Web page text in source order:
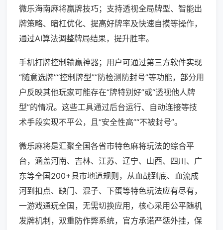
微乐海南麻将赢牌技巧；支持透视全局牌型、智能出
牌策略、暗杠优化、提高好牌率及快速自摸等操作，
通过AI算法调整牌局结果，提升胜率。
手机打牌控制输赢神器；用户可通过第三方软件实现
“随意选牌”“控制牌型”“防检测防封号”等功能，部分用
户反映其他玩家可能存在“牌特别好”或“透视他人牌
型”的情况。这些工具通过后台运行、自动连接等技
术手段实现不平公，且“安全性高”“不被封号”。
微乐麻将是汇聚全国各省市特色麻将玩法的综合平
台，涵盖河南、吉林、江苏、辽宁、山西、四川、广
东等全国200+县市地道规则，从血战到底、血流成
河到扣点、缺门、混子、下蛋等特色玩法应有尽有，
一游戏通玩全国，无需切换应用，核心采用公平随机
发牌机制，双重防作弊系统，官方承诺严惩外挂，保